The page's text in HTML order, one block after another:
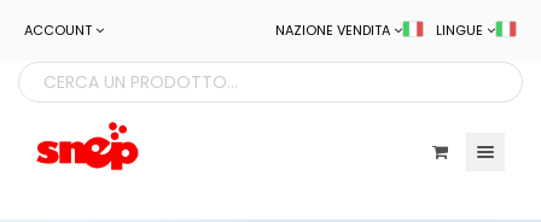
ACCOUNT LINGUE
NAZIONE VENDITA